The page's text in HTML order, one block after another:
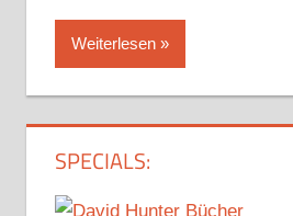
Weiterlesen
SPECIALS: